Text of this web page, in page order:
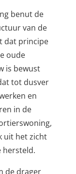
benut de
van de
dat principe
oude
is bewust
tot dusver
en
in de
uit het zicht
hersteld.
de drager